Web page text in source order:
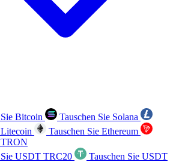
Bitcoin
Tauschen Sie Solana
Tauschen Sie Ethereum
TRON
Sie USDT TRC20
Tauschen Sie USDT